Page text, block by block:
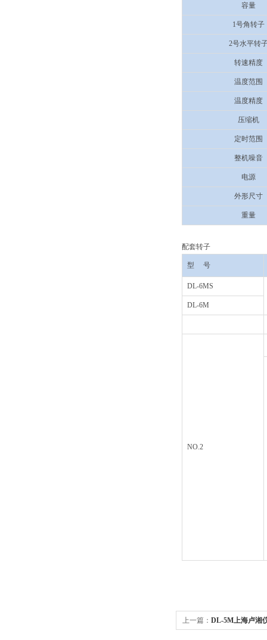
容量
1号角转子
2号水平转
转速精度
温度范围
温度精度
压缩机
定时范围
整机噪音
电源
外形尺寸
重量
配套转子
型 号
DL-6MS
DL-6M
NO.2
上一篇： DL-5M上海卢湘